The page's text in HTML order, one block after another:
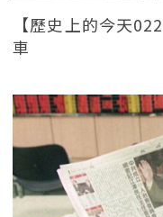
【歷史上的今天
車